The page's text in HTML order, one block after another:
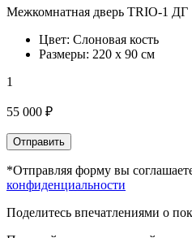
Межкомнатная дверь TRIO-1 ДГ
Цвет: Слоновая кость
Размеры: 220 х 90 см
1
55 000 ₽
Отправить
*Отправляя форму вы
конфиденциальности
Поделитесь впечатлениями о